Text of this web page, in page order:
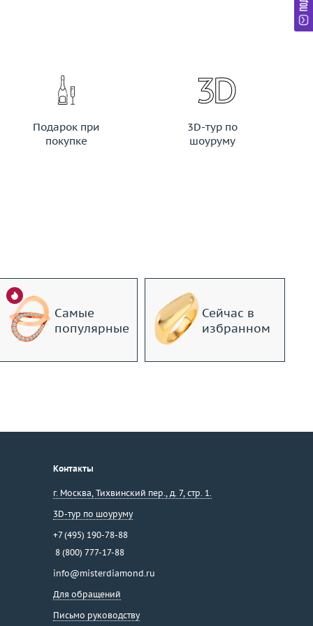
Подарок при
покупке
3D-тур по
шоуруму
Самые
популярные
Сейчас в
избранном
Контакты
г. Москва, Тихвинский пер., д. 7, стр. 1.
3D-тур по шоуруму
+7 (495) 190-78-88
8 (800) 777-17-88
info@misterdiamond.ru
Для обращений
Письмо руководству